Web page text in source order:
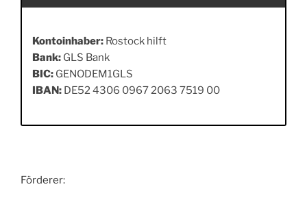
Kontoinhaber: Rostock hilft
Bank: GLS Bank
BIC: GENODEM1GLS
IBAN: DE52 4306 0967 2063 7519 00
Förderer: